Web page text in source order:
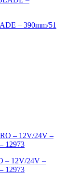
– 390mm/51
– 12V/24V –
12973